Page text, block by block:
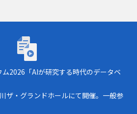
ンポジウム2026「AIが研究
ム2026「AIが研究する時代のデータベ
ザ・グランドホールにて開催。一般参